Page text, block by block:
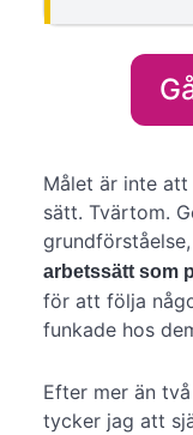
Målet är inte
sätt. Tvärtom.
arbetssätt som
för att följa
funkade hos
Efter mer än
tycker jag att